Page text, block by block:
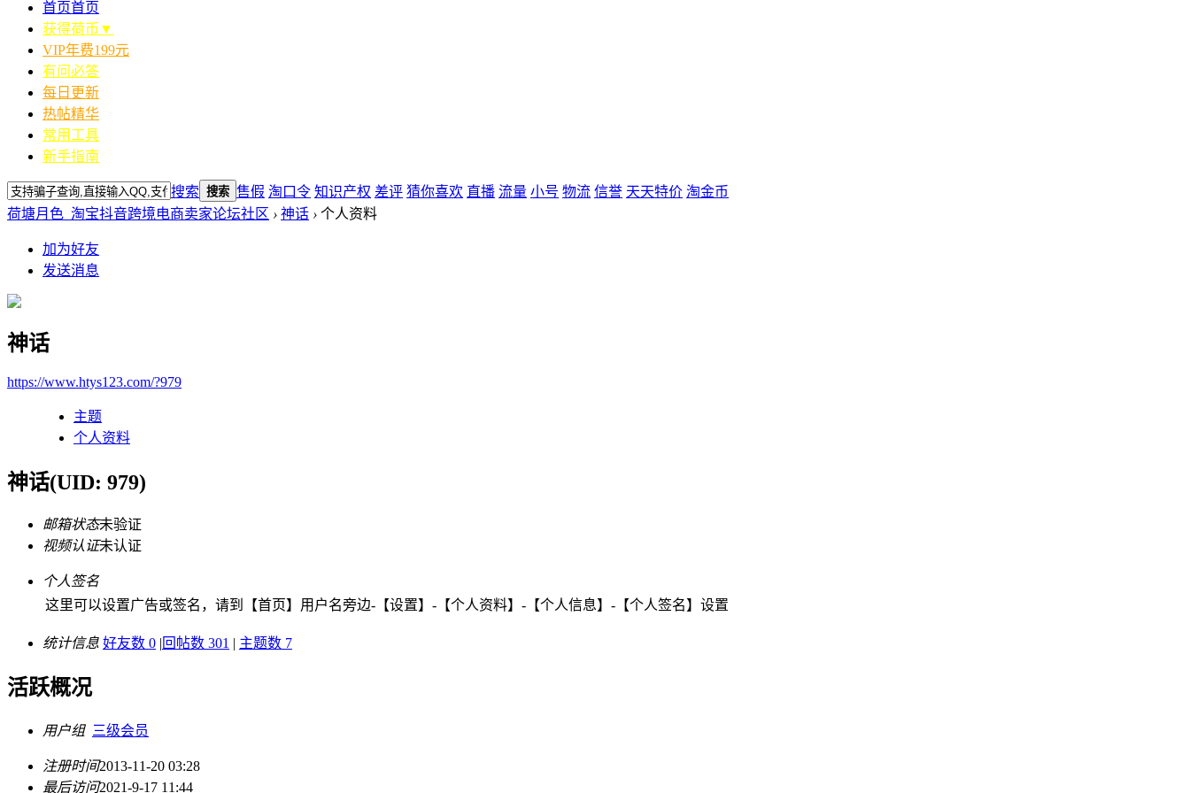
首页首页
获得荷币▼
VIP年费199元
有问必答
每日更新
热帖精华
常用工具
新手指南
搜索 搜索 售假 淘口令 知识产权 差评 猜你喜欢 直播 流量 小号 物流 信誉 天天特价 淘金币
荷塘月色_淘宝抖音跨境电商卖家论坛社区 › 神话 › 个人资料
加为好友
发送消息
神话
https://www.htys123.com/?979
主题
个人资料
神话(UID: 979)
邮箱状态未验证
视频认证未认证
个人签名
这里可以设置广告或签名，请到【首页】用户名旁边-【设置】-【个人资料】-【个人信息】-【个人签名】设置
统计信息 好友数 0 |回帖数 301 | 主题数 7
活跃概况
用户组 三级会员
注册时间2013-11-20 03:28
最后访问2021-9-17 11:44